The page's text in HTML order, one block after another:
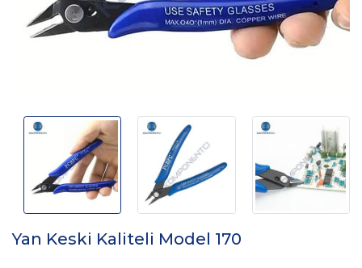
Yan Keski Kaliteli Model 170